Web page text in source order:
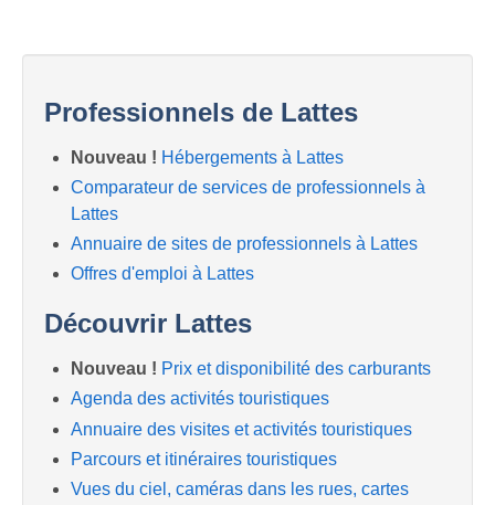
Professionnels de Lattes
Nouveau ! Hébergements à Lattes
Comparateur de services de professionnels à
Lattes
Annuaire de sites de professionnels à Lattes
Offres d'emploi à Lattes
Découvrir Lattes
Nouveau ! Prix et disponibilité des carburants
Agenda des activités touristiques
Annuaire des visites et activités touristiques
Parcours et itinéraires touristiques
Vues du ciel, caméras dans les rues, cartes